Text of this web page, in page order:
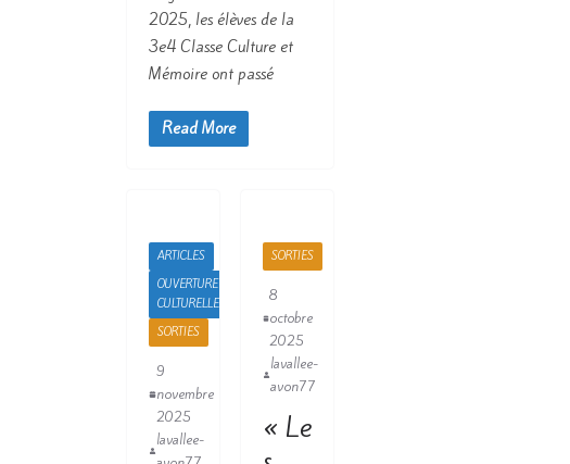
2025, les élèves de la
3e4 Classe Culture et
Mémoire ont passé
Read More
ARTICLES
OUVERTURE
CULTURELLE
SORTIES
9
novembre
2025
lavallee-
SORTIES
8
octobre
2025
lavallee-
avon77
« Le